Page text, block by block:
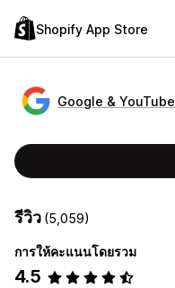
Shopify App Store
Google & YouTube
รีวิว (5,059)
การให้คะแนนโดยรวม
4.5